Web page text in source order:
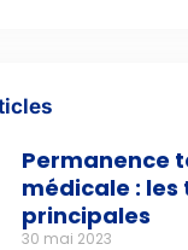
Permanence
médicale : les
principales
30 mai 2023